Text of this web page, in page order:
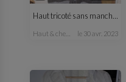
Haut tricoté sans manches
haut & chemisier le 30 avr. 2023